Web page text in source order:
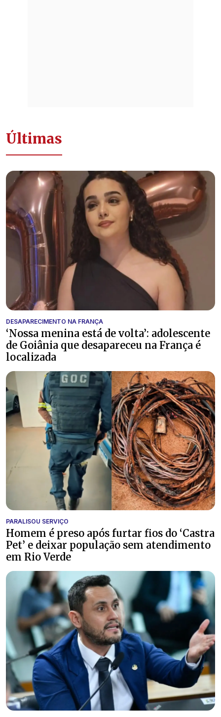
Últimas
DESAPARECIMENTO NA FRANÇA
‘Nossa menina está de volta’: adolescente
de Goiânia que desapareceu na França é
localizada
PARALISOU SERVIÇO
Homem é preso após furtar fios do ‘Castra
Pet’ e deixar população sem atendimento
em Rio Verde